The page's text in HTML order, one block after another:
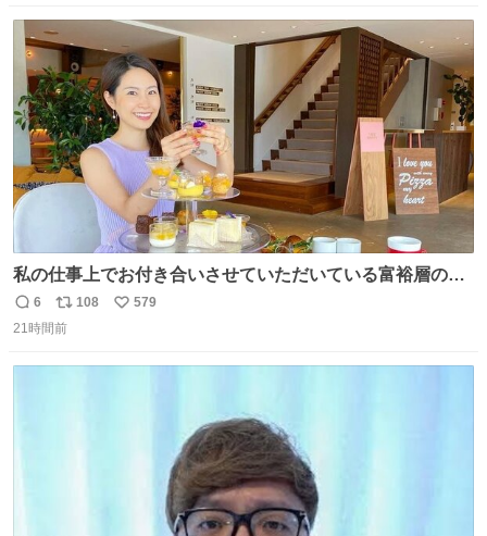
数
私の仕事上でお付き合いさせていただいている富裕層の社
長さん達は、こんな事しない。 こんな自慢は一切しない
し、なんなら表に出てこない。 自分に自信がない半端モン
返
信
6
リ
ポ
108
い
579
21時間前